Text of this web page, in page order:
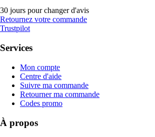
30 jours pour changer d'avis
Retournez votre commande
Trustpilot
Services
Mon compte
Centre d'aide
Suivre ma commande
Retourner ma commande
Codes promo
À propos